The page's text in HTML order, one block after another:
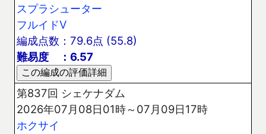
スプラシューター
フルイドV
編成点数：79.6点 (55.8)
難易度 ：6.57
第837回 シェケナダム
2026年07月08日01時～07月09日17時
ホクサイ